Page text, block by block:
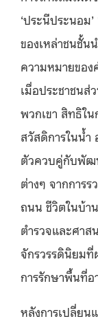
‘ประนีประนอม’
ของเหล่าชนชั้น
ความหมายของ
เมื่อประชาชน
พวกเขา สิทธิใ
สวัสดิการในน้ำ
ตัวควบคู่กับพัฒ
ต่างๆ จากการ
ถนน ชีวิตในบ้า
ตำรวจและศาส
จักรวรรดินิยม
การรักษาพื้นที่
หลังการเปลี่ยน